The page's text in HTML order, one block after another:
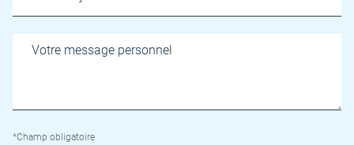
*Champ obligatoire